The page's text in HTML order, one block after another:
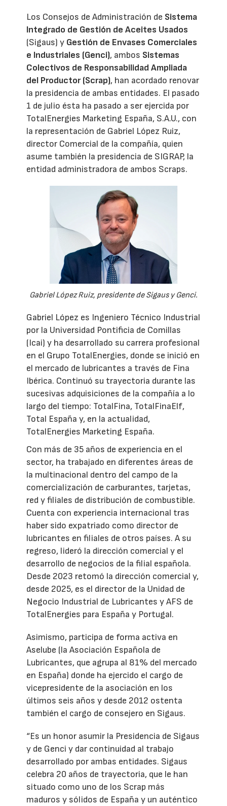
Los Consejos de Administración de Sistema
Integrado de Gestión de Aceites Usados
(Sigaus) y Gestión de Envases Comerciales
e Industriales (Genci), ambos Sistemas
Colectivos de Responsabilidad Ampliada
del Productor (Scrap), han acordado renovar
la presidencia de ambas entidades. El pasado
1 de julio ésta ha pasado a ser ejercida por
TotalEnergies Marketing España, S.A.U., con
la representación de Gabriel López Ruiz,
director Comercial de la compañía, quien
asume también la presidencia de SIGRAP, la
entidad administradora de ambos Scraps.
Gabriel López Ruiz, presidente de Sigaus y Genci.
Gabriel López es Ingeniero Técnico Industrial
por la Universidad Pontificia de Comillas
(Icai) y ha desarrollado su carrera profesional
en el Grupo TotalEnergies, donde se inició en
el mercado de lubricantes a través de Fina
Ibérica. Continuó su trayectoria durante las
sucesivas adquisiciones de la compañía a lo
largo del tiempo: TotalFina, TotalFinaElf,
Total España y, en la actualidad,
TotalEnergies Marketing España.
Con más de 35 años de experiencia en el
sector, ha trabajado en diferentes áreas de
la multinacional dentro del campo de la
comercialización de carburantes, tarjetas,
red y filiales de distribución de combustible.
Cuenta con experiencia internacional tras
haber sido expatriado como director de
lubricantes en filiales de otros países. A su
regreso, lideró la dirección comercial y el
desarrollo de negocios de la filial española.
Desde 2023 retomó la dirección comercial y,
desde 2025, es el director de la Unidad de
Negocio Industrial de Lubricantes y AFS de
TotalEnergies para España y Portugal.
Asimismo, participa de forma activa en
Aselube (la Asociación Española de
Lubricantes, que agrupa al 81% del mercado
en España) donde ha ejercido el cargo de
vicepresidente de la asociación en los
últimos seis años y desde 2012 ostenta
también el cargo de consejero en Sigaus.
“Es un honor asumir la Presidencia de Sigaus
y de Genci y dar continuidad al trabajo
desarrollado por ambas entidades. Sigaus
celebra 20 años de trayectoria, que le han
situado como uno de los Scrap más
maduros y sólidos de España y un auténtico